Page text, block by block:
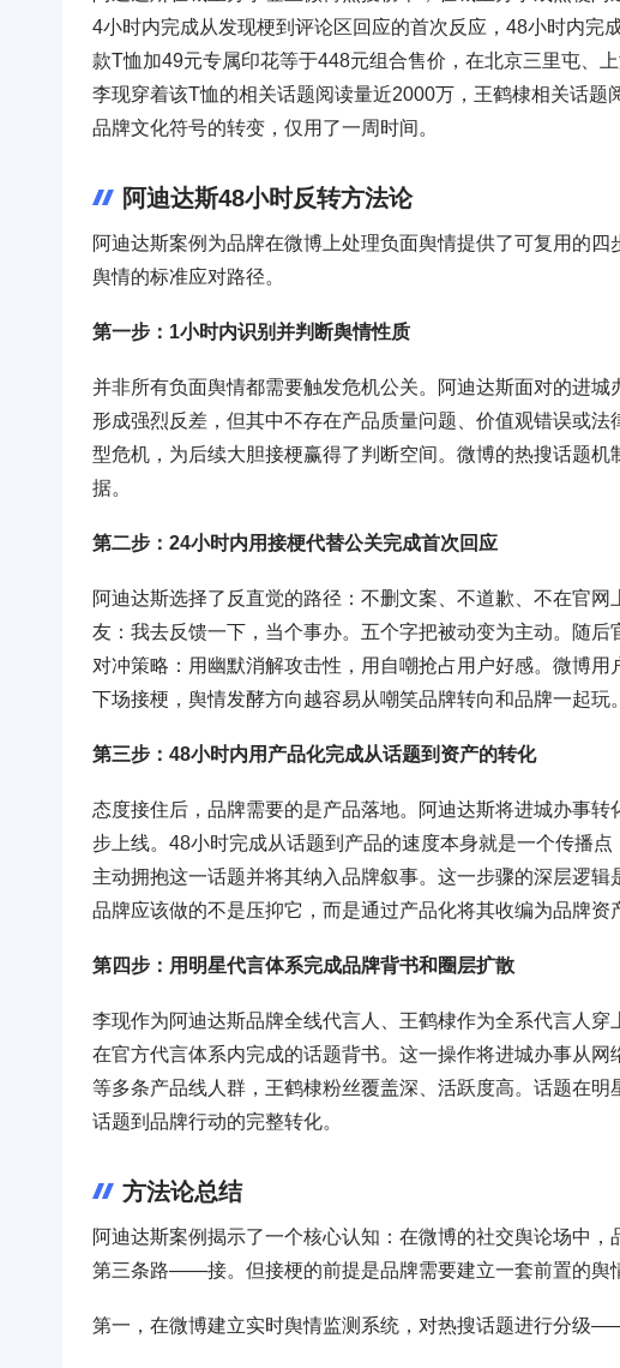
4小时内完成从发现梗到评论区回应的首次反应，48小时内完
款T恤加49元专属印花等于448元组合售价，在北京三里屯、
李现穿着该T恤的相关话题阅读量近2000万，王鹤棣相关话
品牌文化符号的转变，仅用了一周时间。
阿迪达斯48小时反转方法论
阿迪达斯案例为品牌在微博上处理负面舆情提供了可复用的
舆情的标准应对路径。
第一步：1小时内识别并判断舆情性质
并非所有负面舆情都需要触发危机公关。阿迪达斯面对的进
形成强烈反差，但其中不存在产品质量问题、价值观错误或
型危机，为后续大胆接梗赢得了判断空间。微博的热搜话题
据。
第二步：24小时内用接梗代替公关完成首次回应
阿迪达斯选择了反直觉的路径：不删文案、不道歉、不在官
友：我去反馈一下，当个事办。五个字把被动变为主动。随
对冲策略：用幽默消解攻击性，用自嘲抢占用户好感。微博
下场接梗，舆情发酵方向越容易从嘲笑品牌转向和品牌一起玩。
第三步：48小时内用产品化完成从话题到资产的转化
态度接住后，品牌需要的是产品落地。阿迪达斯将进城办事
步上线。48小时完成从话题到产品的速度本身就是一个传播
主动拥抱这一话题并将其纳入品牌叙事。这一步骤的深层逻
品牌应该做的不是压抑它，而是通过产品化将其收编为品牌资
第四步：用明星代言体系完成品牌背书和圈层扩散
李现作为阿迪达斯品牌全线代言人、王鹤棣作为全系代言人
在官方代言体系内完成的话题背书。这一操作将进城办事从
等多条产品线人群，王鹤棣粉丝覆盖深、活跃度高。话题在
话题到品牌行动的完整转化。
方法论总结
阿迪达斯案例揭示了一个核心认知：在微博的社交舆论场中
第三条路——接。但接梗的前提是品牌需要建立一套前置的舆
第一，在微博建立实时舆情监测系统，对热搜话题进行分级